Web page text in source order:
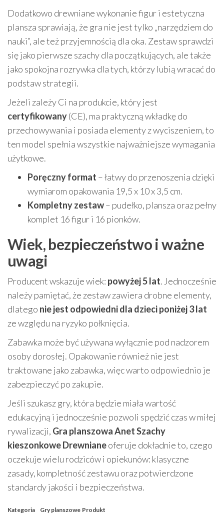
Dodatkowo drewniane wykonanie figur i estetyczna
plansza sprawiają, że gra nie jest tylko „narzędziem do
nauki”, ale też przyjemnością dla oka. Zestaw sprawdzi
się jako pierwsze szachy dla początkujących, ale także
jako spokojna rozrywka dla tych, którzy lubią wracać do
podstaw strategii.
Jeżeli zależy Ci na produkcie, który jest
certyfikowany(CE), ma praktyczną wkładkę do
przechowywania i posiada elementy z wyciszeniem, to
ten model spełnia wszystkie najważniejsze wymagania
użytkowe.
Poręczny format – łatwy do przenoszenia dzięki
wymiarom opakowania 19,5 x 10 x 3,5 cm.
Kompletny zestaw– pudełko, plansza oraz pełny
komplet 16 figur i 16 pionków.
Wiek, bezpieczeństwo i ważne
uwagi
Producent wskazuje wiek: powyżej 5 lat. Jednocześnie
należy pamiętać, że zestaw zawiera drobne elementy,
dlatego nie jest odpowiedni dla dzieci poniżej 3 lat
ze względu na ryzyko połknięcia.
Zabawka może być używana wyłącznie pod nadzorem
osoby dorosłej. Opakowanie również nie jest
traktowane jako zabawka, więc warto odpowiednio je
zabezpieczyć po zakupie.
Jeśli szukasz gry, która będzie miała wartość
edukacyjną i jednocześnie pozwoli spędzić czas w miłej
rywalizacji, Gra planszowa Anet Szachy
kieszonkowe Drewnianeoferuje dokładnie to, czego
oczekuje wielu rodziców i opiekunów: klasyczne
zasady, kompletność zestawu oraz potwierdzone
standardy jakości i bezpieczeństwa.
Kategoria Gry planszowe Produkt